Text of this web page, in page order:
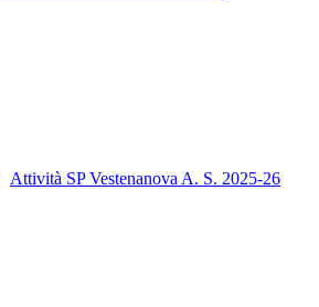
Attività SP Vestenanova A. S. 2025-26